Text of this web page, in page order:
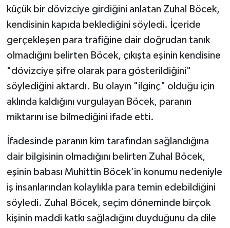
küçük bir dövizciye girdiğini anlatan Zuhal Böcek,
kendisinin kapıda beklediğini söyledi. İçeride
gerçekleşen para trafiğine dair doğrudan tanık
olmadığını belirten Böcek, çıkışta eşinin kendisine
"dövizciye şifre olarak para gösterildiğini"
söylediğini aktardı. Bu olayın "ilginç" olduğu için
aklında kaldığını vurgulayan Böcek, paranın
miktarını ise bilmediğini ifade etti.
İfadesinde paranın kim tarafından sağlandığına
dair bilgisinin olmadığını belirten Zuhal Böcek,
eşinin babası Muhittin Böcek’in konumu nedeniyle
iş insanlarından kolaylıkla para temin edebildiğini
söyledi. Zuhal Böcek, seçim döneminde birçok
kişinin maddi katkı sağladığını duyduğunu da dile